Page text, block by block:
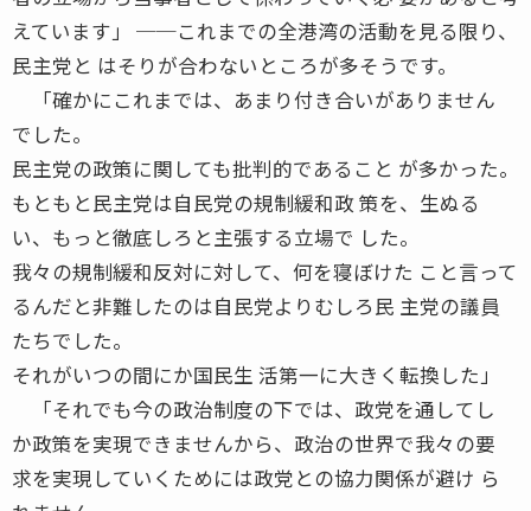
えています」 ──これまでの全港湾の活動を見る限り、
民主党と はそりが合わないところが多そうです。
「確かにこれまでは、あまり付き合いがありません
でした。
民主党の政策に関しても批判的であること が多かった。
もともと民主党は自民党の規制緩和政 策を、生ぬる
い、もっと徹底しろと主張する立場で した。
我々の規制緩和反対に対して、何を寝ぼけた こと言って
るんだと非難したのは自民党よりむしろ民 主党の議員
たちでした。
それがいつの間にか国民生 活第一に大きく転換した」
「それでも今の政治制度の下では、政党を通してし
か政策を実現できませんから、政治の世界で我々の要
求を実現していくためには政党との協力関係が避け ら